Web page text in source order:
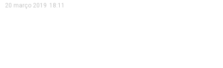
20 março 2019 18:11